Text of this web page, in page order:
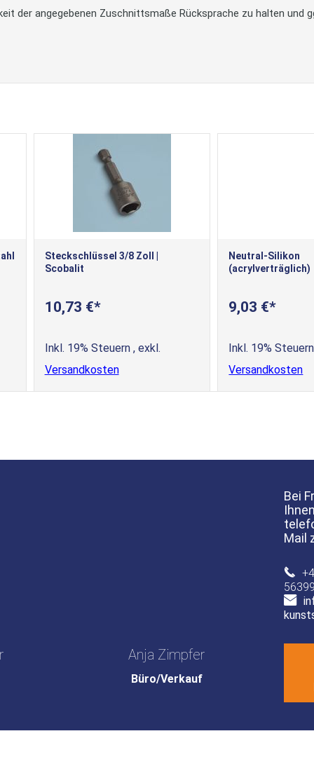
der angegebenen Zuschnittsmaße Rücksprache zu halten
Steckschlüssel 3/8 Zoll |
Scobalit
10,73 €
Inkl. 19% Steuern , exkl.
Versandkosten
Neutral-Silikon
(acrylverträglich)
9,03 €
Inkl. 19%
Versandkosten
Anja Zimpfer
Büro/Verkauf
Bei
Mail